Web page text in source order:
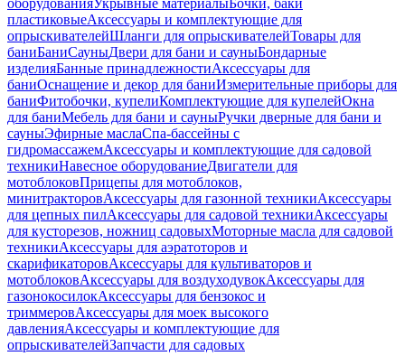
оборудованияУкрывные материалыБочки, баки
пластиковыеАксессуары и комплектующие для
опрыскивателейШланги для опрыскивателейТовары для
баниБаниСауныДвери для бани и сауныБондарные
изделияБанные принадлежностиАксессуары для
баниОснащение и декор для баниИзмерительные приборы для
баниФитобочки, купелиКомплектующие для купелейОкна
для баниМебель для бани и сауныРучки дверные для бани и
сауныЭфирные маслаСпа-бассейны с
гидромассажемАксессуары и комплектующие для садовой
техникиНавесное оборудованиеДвигатели для
мотоблоковПрицепы для мотоблоков,
минитракторовАксессуары для газонной техникиАксессуары
для цепных пилАксессуары для садовой техникиАксессуары
для кусторезов, ножниц садовыхМоторные масла для садовой
техникиАксессуары для аэратоторов и
скарификаторовАксессуары для культиваторов и
мотоблоковАксессуары для воздуходувокАксессуары для
газонокосилокАксессуары для бензокос и
триммеровАксессуары для моек высокого
давленияАксессуары и комплектующие для
опрыскивателейЗапчасти для садовых